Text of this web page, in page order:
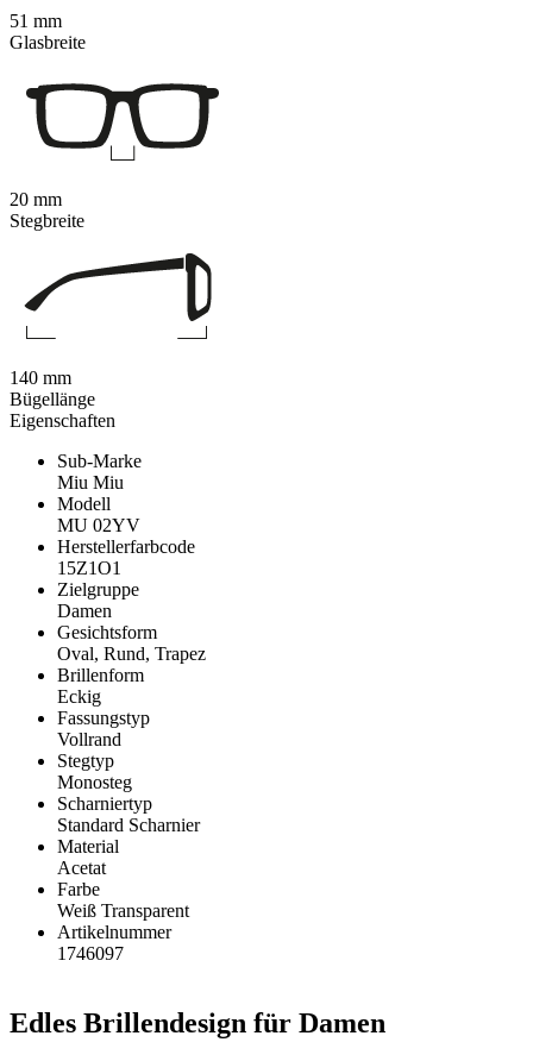
Eigenschaften
Sub-Marke
Miu Miu
Modell
MU 02YV
Herstellerfarbcode
15Z1O1
Zielgruppe
Damen
Gesichtsform
Oval, Rund, Trapez
Brillenform
Eckig
Fassungstyp
Vollrand
Stegtyp
Monosteg
Scharniertyp
Standard Scharnier
Material
Acetat
Farbe
Weiß Transparent
Artikelnummer
1746097
Edles Brillendesign für Damen
51 mm
Glasbreite
20 mm
Stegbreite
140 mm
Bügellänge